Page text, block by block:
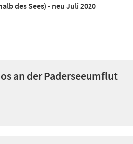
des Sees) - neu Juli 2020
an der Paderseeumflut